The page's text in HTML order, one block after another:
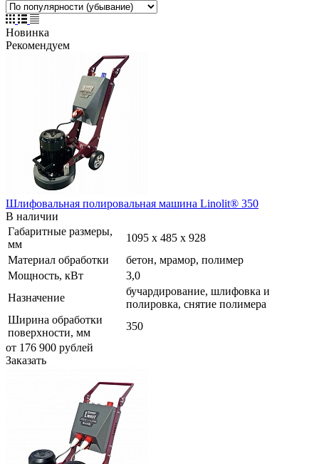
Новинка
Рекомендуем
Шлифовальная полировальная машина Linolit® 350
В наличии
Габаритные размеры,
мм
1095 х 485 х 928
Материал обработки
бетон, мрамор, полимер
Мощность, кВт
3,0
Назначение
бучардирование, шлифовка и
полировка, снятие полимера
Ширина обработки
поверхности, мм
350
от 176 900 рублей
Заказать